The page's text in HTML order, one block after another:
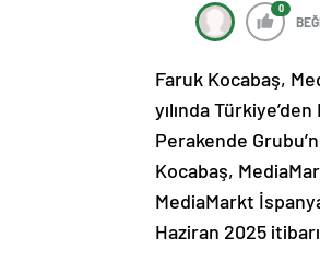
0
Faruk Kocabaş,
yılında
Perakende
Kocabaş,
MediaMarkt
Haziran 2025